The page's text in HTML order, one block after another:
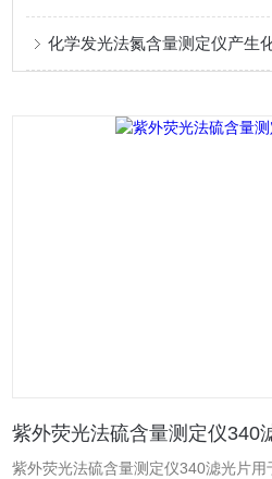
紫外荧光法硫含量测定仪340
紫外荧光法硫含量测定仪340滤光片